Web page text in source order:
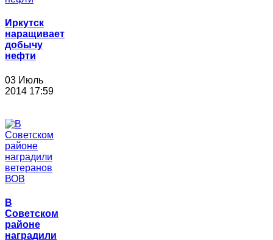
Иркутск
наращивает
добычу
нефти
03 Июль
2014 17:59
В
Советском
районе
наградили